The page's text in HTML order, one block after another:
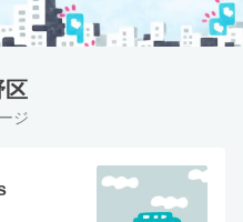
区
ジ